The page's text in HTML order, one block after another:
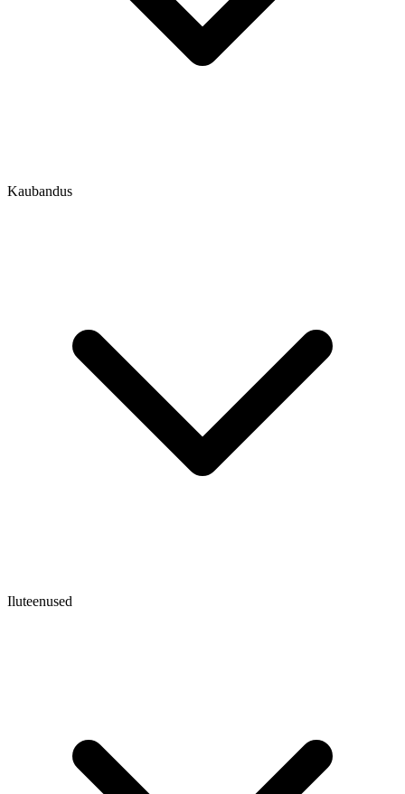
Kaubandus
Iluteenused